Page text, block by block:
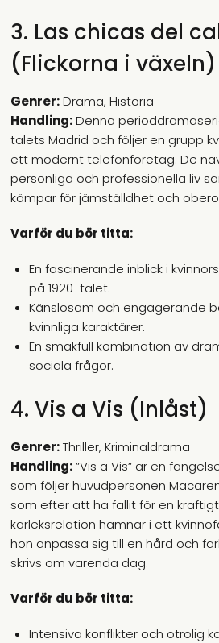
3. Las chicas del
(Flickorna i växeln)
Genrer:Drama, Historia
Handling:Denna
talets Madrid och följer en grupp
ett modernt telefonföretag. De
personliga och professionella liv
kämpar för jämställdhet och
Varför du bör titta:
En fascinerande inblick i
på 1920-talet.
Känslosam och engagerande
kvinnliga karaktärer.
En smakfull kombination av
sociala frågor.
4. Vis a Vis (Inlåst)
Genrer:Thriller, Kriminaldrama
Handling:”Vis a Vis” är en
som följer huvudpersonen
som efter att ha fallit för en
kärleksrelation hamnar i ett
hon anpassa sig till en hård och
skrivs om varenda dag.
Varför du bör titta:
Intensiva konflikter och otrolig